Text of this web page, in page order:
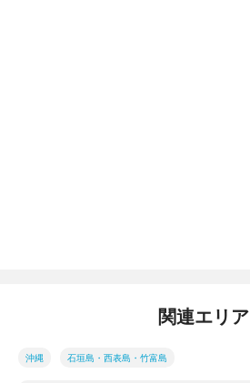
関連エリア
沖縄 石垣島・西表島・竹富島